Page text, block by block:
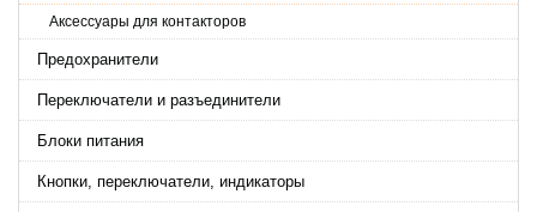
Аксессуары для контакторов
Предохранители
Переключатели и разъединители
Блоки питания
Кнопки, переключатели, индикаторы